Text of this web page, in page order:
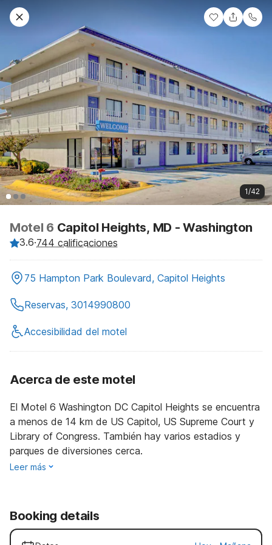
1/42
Motel 6 Capitol Heights, MD - Washington
3.6·744 calificaciones
75 Hampton Park Boulevard, Capitol Heights
Reservas, 3014990800
Accesibilidad del motel
Acerca de este motel
El Motel 6 Washington DC Capitol Heights se encuentra
a menos de 14 km de US Capitol, US Supreme Court y
Library of Congress. También hay varios estadios y
parques de diversiones cerca.
Leer más
Booking details